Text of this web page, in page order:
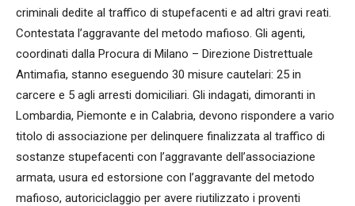
criminali dedite al traffico di stupefacenti e ad altri gravi reati.
Contestata l’aggravante del metodo mafioso. Gli agenti,
coordinati dalla Procura di Milano – Direzione Distrettuale
Antimafia, stanno eseguendo 30 misure cautelari: 25 in
carcere e 5 agli arresti domiciliari. Gli indagati, dimoranti in
Lombardia, Piemonte e in Calabria, devono rispondere a vario
titolo di associazione per delinquere finalizzata al traffico di
sostanze stupefacenti con l’aggravante dell’associazione
armata, usura ed estorsione con l’aggravante del metodo
mafioso, autoriciclaggio per avere riutilizzato i proventi